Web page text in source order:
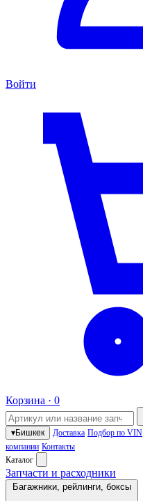
Войти
Корзина · 0
▾Бишкек Доставка Подбор по VIN
компании Контакты
Каталог
Запчасти и расходники
Багажники, рейлинги, боксы